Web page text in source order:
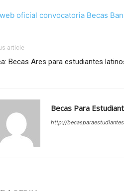
oficial convocatoria Becas
article
Becas Ares para estudiantes
Becas Para
http://